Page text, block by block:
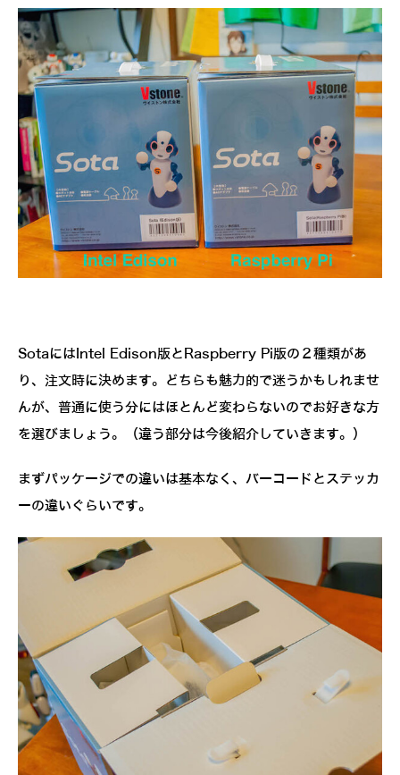
SotaにはIntel Edison版とRaspberry Pi版の２種類があ
り、注文時に決めます。どちらも魅力的で迷うかもしれませ
んが、普通に使う分にはほとんど変わらないのでお好きな方
を選びましょう。（違う部分は今後紹介していきます。）
まずパッケージでの違いは基本なく、バーコードとステッカ
ーの違いぐらいです。